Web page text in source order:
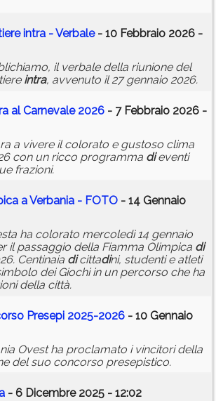
intra - Verbale- 10 Febbraio 2026 -
il verbale della riunione del
intra, avvenuto il 27 gennaio 2026.
al Carnevale 2026 - 7 Febbraio 2026 -
a vivere il colorato e gustoso clima
con un ricco programma dieventi
frazioni.
a Verbania - FOTO - 14 Gennaio
ha colorato mercoledì 14 gennaio
il passaggio della Fiamma Olimpica di
Centinaia dicittadini, studenti e atleti
dei Giochi in un percorso che ha
della città.
Presepi 2025-2026 - 10 Gennaio
Ovest ha proclamato i vincitori della
del suo concorso presepistico.
- 6 Dicembre 2025 - 12:02